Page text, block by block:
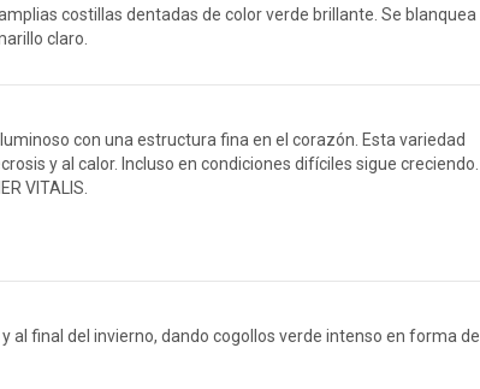
costillas dentadas de color verde brillante. Se blanquea
claro.
con una estructura fina en el corazón. Esta variedad
y al calor. Incluso en condiciones difíciles sigue creciendo.
VITALIS.
al final del invierno, dando cogollos verde intenso en forma de